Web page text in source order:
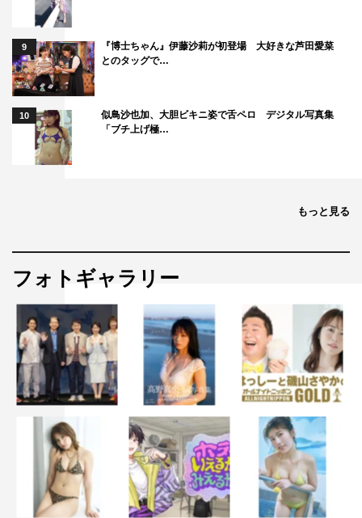
この記事の写真
ミッツ・マングローブ
9
『博士ちゃん』伊藤沙莉が初登場 大好きな芦田愛菜
とのタッグで…
10
似鳥沙也加、大胆ビキニ姿で舌ペロ デジタル写真集
「ブチ上げ極…
もっと見る
フォトギャラリー